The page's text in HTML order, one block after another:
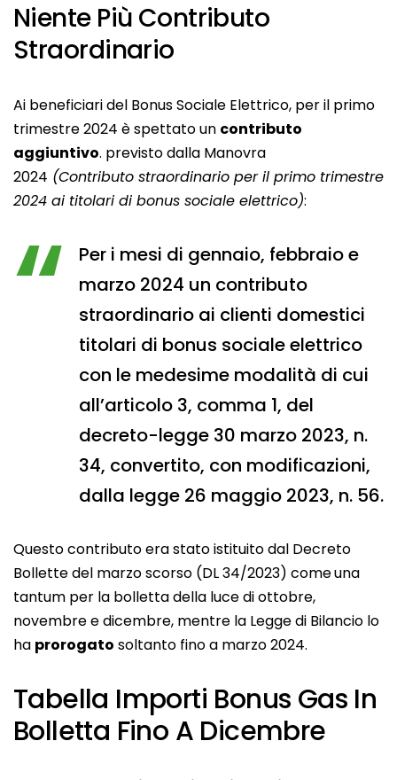
Niente Più Contributo
Straordinario
Ai beneficiari del Bonus Sociale Elettrico, per il primo
trimestre 2024 è spettato un contributo
aggiuntivo. previsto dalla Manovra
2024 (Contributo straordinario per il primo trimestre
2024 ai titolari di bonus sociale elettrico):
Per i mesi di gennaio, febbraio e
marzo 2024 un contributo
straordinario ai clienti domestici
titolari di bonus sociale elettrico
con le medesime modalità di cui
all’articolo 3, comma 1, del
decreto-legge 30 marzo 2023, n.
34, convertito, con modificazioni,
dalla legge 26 maggio 2023, n. 56.
Questo contributo era stato istituito dal Decreto
Bollette del marzo scorso (DL 34/2023) comeuna
tantum per la bolletta della luce di ottobre,
novembre e dicembre, mentre la Legge di Bilancio lo
ha prorogato soltanto fino a marzo 2024.
Tabella Importi Bonus Gas In
Bolletta Fino A Dicembre